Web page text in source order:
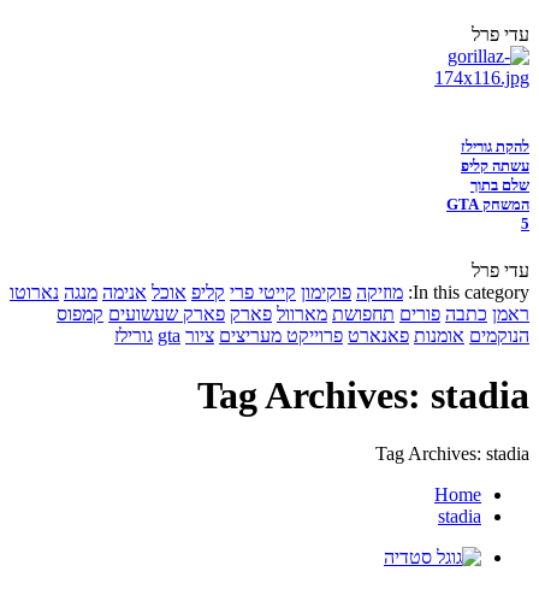
עדי פרל
להקת גורילז
עשתה קליפ
שלם בתוך
המשחק GTA
5
עדי פרל
In this category: מוזיקה פוקימון קייטי פרי קליפ אוכל אנימה מנגה נארוטו
ראמן כתבה פורים תחפושת מארוול פארק פארק שעשועים קמפוס
הנוקמים אומנות פאנארט פרוייקט מעריצים ציור gta גורילז
Tag Archives: stadia
Tag Archives: stadia
Home
stadia